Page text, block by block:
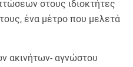
στους ιδιοκτήτες
ένα μέτρο που μελετά
ακινήτων- αγνώστου